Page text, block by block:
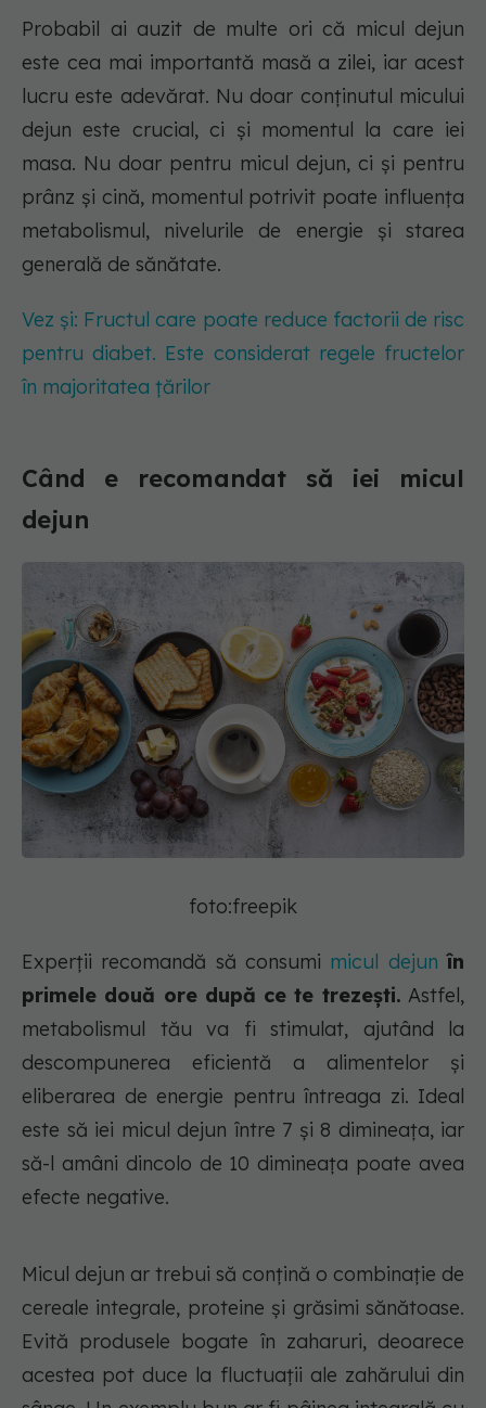
Probabil ai auzit de multe ori că micul dejun
este cea mai importantă masă a zilei, iar acest
lucru este adevărat. Nu doar conținutul micului
dejun este crucial, ci și momentul la care iei
masa. Nu doar pentru micul dejun, ci și pentru
prânz și cină, momentul potrivit poate influența
metabolismul, nivelurile de energie și starea
generală de sănătate.
Vez și: Fructul care poate reduce factorii de risc
pentru diabet. Este considerat regele fructelor
în majoritatea țărilor
Când e recomandat să iei micul
dejun
foto:freepik
Experții recomandă să consumi micul dejunîn
primele două ore după ce te trezești. Astfel,
metabolismul tău va fi stimulat, ajutând la
descompunerea eficientă a alimentelor și
eliberarea de energie pentru întreaga zi. Ideal
este să iei micul dejun între 7 și 8 dimineața, iar
să-l amâni dincolo de 10 dimineața poate avea
efecte negative.
Micul dejun ar trebui să conțină o combinație de
cereale integrale, proteine și grăsimi sănătoase.
Evită produsele bogate în zaharuri, deoarece
acestea pot duce la fluctuații ale zahărului din